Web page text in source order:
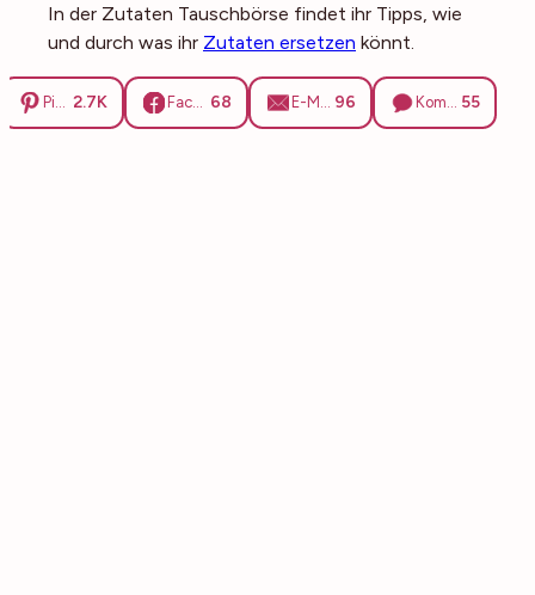
In der Zutaten Tauschbörse findet ihr Tipps, wie
und durch was ihr Zutaten ersetzen könnt.
2.7K 68 96 55